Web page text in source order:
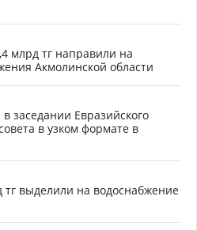
млрд тг направили на
Акмолинской области
заседании Евразийского
в узком формате в
тг выделили на водоснабжение